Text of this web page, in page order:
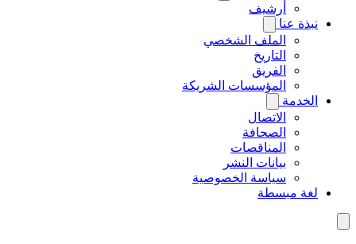
أرشيف
نبذة عنا
الملف الشخصي
التاريخ
الفريق
المؤسسات الشريكة
الخدمة
الاتصال
الصحافة
المناقصات
بيانات النشر
سياسة الخصوصية
لغة مبسطة